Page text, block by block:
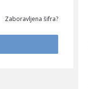
Zaboravljena šifra?